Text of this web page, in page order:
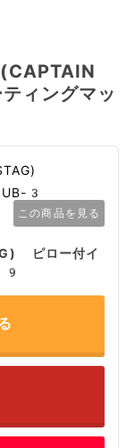
ィングマッ
この商品を見る
ピロー付イ